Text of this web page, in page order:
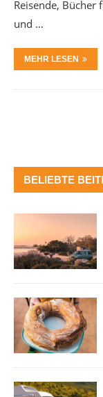
Reisende, Bücher
und …
MEHR LESEN
BELIEBTE